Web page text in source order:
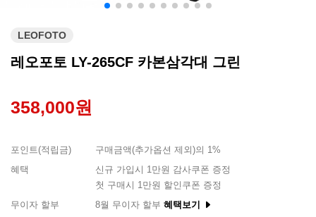
LEOFOTO
레오포토 LY-265CF 카본삼각대 그린
358,000원
포인트(적립금)
구매금액(추가옵션 제외)의 1%
혜택
신규 가입시 1만원 감사쿠폰 증정
첫 구매시 1만원 할인쿠폰 증정
무이자 할부
8월 무이자 할부 혜택보기